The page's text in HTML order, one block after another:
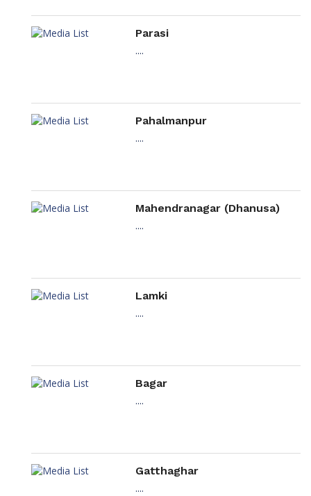
Parasi
....
Pahalmanpur
....
Mahendranagar (Dhanusa)
....
Lamki
....
Bagar
....
Gatthaghar
....